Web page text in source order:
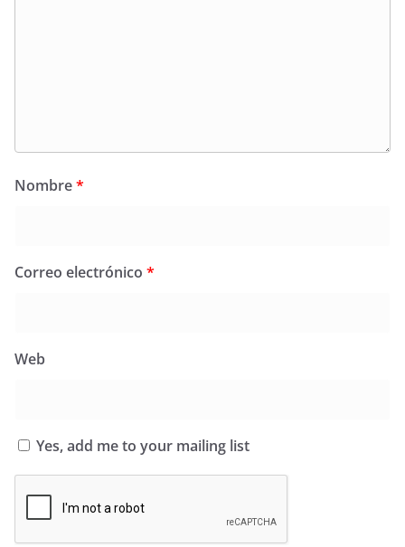
Nombre*
Correo electrónico *
Web
Yes, add me to your mailing list